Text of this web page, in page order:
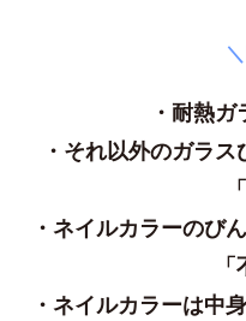
・耐熱ガ
・それ以外のガラ
・ネイルカラーのび
・ネイルカラーは中